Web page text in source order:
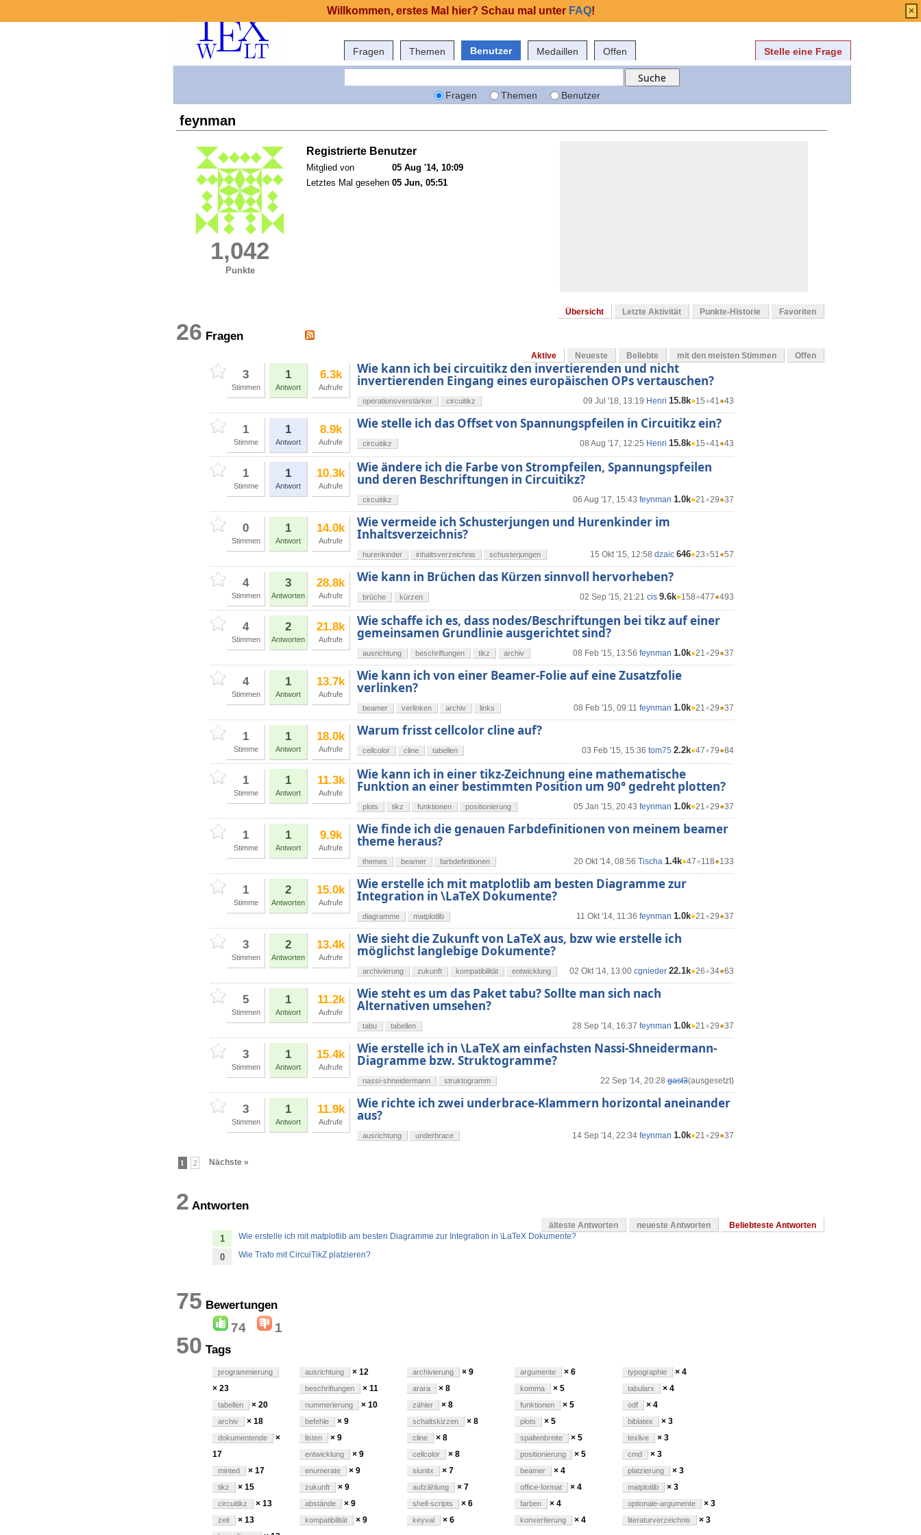
Fragen Themen Benutzer Medaillen Offen Stelle eine Frage
Fragen Themen Benutzer
feynman
1,042
Punkte
Registrierte Benutzer
Mitglied von
05 Aug '14, 10:09
Letztes Mal gesehen 05 Jun, 05:51
Übersicht Letzte Aktivität Punkte-Historie Favoriten
26 Fragen
Aktive Neueste Beliebte mit den meisten Stimmen Offen
3
Stimmen
1
Antwort
6.3k
Aufrufe
Wie kann ich bei circuitikz den invertierenden und nicht
invertierenden Eingang eines europäischen OPs vertauschen?
09 Jul '18, 13:19 Henri 15.8k●15●41●43
operationsverstärker circuitikz
1
Stimme
1
Antwort
8.9k
Aufrufe
Wie stelle ich das Offset von Spannungspfeilen in Circuitikz ein?
08 Aug '17, 12:25 Henri 15.8k●15●41●43
circuitikz
1
Stimme
1
Antwort
10.3k
Aufrufe
Wie ändere ich die Farbe von Strompfeilen, Spannungspfeilen
und deren Beschriftungen in Circuitikz?
06 Aug '17, 15:43 feynman 1.0k●21●29●37
circuitikz
0
Stimmen
1
Antwort
14.0k
Aufrufe
Wie vermeide ich Schusterjungen und Hurenkinder im
Inhaltsverzeichnis?
15 Okt '15, 12:58 dzaic 646●23●51●57
hurenkinder inhaltsverzeichnis schusterjungen
4
Stimmen
3
Antworten
28.8k
Aufrufe
Wie kann in Brüchen das Kürzen sinnvoll hervorheben?
02 Sep '15, 21:21 cis 9.6k●158●477●493
brüche kürzen
4
Stimmen
2
Antworten
21.8k
Aufrufe
Wie schaffe ich es, dass nodes/Beschriftungen bei tikz auf einer
gemeinsamen Grundlinie ausgerichtet sind?
08 Feb '15, 13:56 feynman 1.0k●21●29●37
ausrichtung beschriftungen tikz archiv
4
Stimmen
1
Antwort
13.7k
Aufrufe
Wie kann ich von einer Beamer-Folie auf eine Zusatzfolie
verlinken?
08 Feb '15, 09:11 feynman 1.0k●21●29●37
beamer verlinken archiv links
1
Stimme
1
Antwort
18.0k
Aufrufe
Warum frisst cellcolor cline auf?
03 Feb '15, 15:36 tom75 2.2k●47●79●84
cellcolor cline tabellen
1
Stimme
1
Antwort
11.3k
Aufrufe
Wie kann ich in einer tikz-Zeichnung eine mathematische
Funktion an einer bestimmten Position um 90° gedreht plotten?
05 Jan '15, 20:43 feynman 1.0k●21●29●37
plots tikz funktionen positionierung
1
Stimme
1
Antwort
9.9k
Aufrufe
Wie finde ich die genauen Farbdefinitionen von meinem beamer
theme heraus?
20 Okt '14, 08:56 Tischa 1.4k●47●118●133
themes beamer farbdefinitionen
1
Stimme
2
Antworten
15.0k
Aufrufe
Wie erstelle ich mit matplotlib am besten Diagramme zur
Integration in \LaTeX Dokumente?
11 Okt '14, 11:36 feynman 1.0k●21●29●37
diagramme matplotlib
3
Stimmen
2
Antworten
13.4k
Aufrufe
Wie sieht die Zukunft von LaTeX aus, bzw wie erstelle ich
möglichst langlebige Dokumente?
02 Okt '14, 13:00 cgnieder 22.1k●26●34●63
archivierung zukunft kompatibilität entwicklung
5
Stimmen
1
Antwort
11.2k
Aufrufe
Wie steht es um das Paket tabu? Sollte man sich nach
Alternativen umsehen?
28 Sep '14, 16:37 feynman 1.0k●21●29●37
tabu tabellen
3
Stimmen
1
Antwort
15.4k
Aufrufe
Wie erstelle ich in \LaTeX am einfachsten Nassi-Shneidermann-
Diagramme bzw. Struktogramme?
22 Sep '14, 20:28 gast3(ausgesetzt)
nassi-shneidermann struktogramm
3
Stimmen
1
Antwort
11.9k
Aufrufe
Wie richte ich zwei underbrace-Klammern horizontal aneinander
aus?
14 Sep '14, 22:34 feynman 1.0k●21●29●37
ausrichtung underbrace
1 2 Nächste »
2 Antworten
älteste Antworten neueste Antworten Beliebteste Antworten
1 Wie erstelle ich mit matplotlib am besten Diagramme zur Integration in \LaTeX Dokumente?
0 Wie Trafo mit CircuiTikZ platzieren?
75 Bewertungen
74 1
50 Tags
programmierung
× 23
tabellen × 20
archiv × 18
dokumentende
×
17
minted × 17
tikz × 15
circuitikz × 13
zeit × 13
ausrichtung × 12
beschriftungen × 11
nummerierung × 10
befehle × 9
listen × 9
entwicklung × 9
enumerate × 9
zukunft × 9
abstände × 9
kompatibilität × 9
archivierung × 9
arara × 8
zähler × 8
schaltskizzen × 8
cline × 8
cellcolor × 8
siunitx × 7
aufzählung × 7
shell-scripts × 6
keyval × 6
argumente × 6
komma × 5
funktionen × 5
plots × 5
spaltenbreite × 5
positionierung × 5
beamer × 4
office-format × 4
farben × 4
konvertierung × 4
typographie × 4
tabularx × 4
odf × 4
biblatex × 3
texlive × 3
cmd × 3
platzierung × 3
matplotlib × 3
optionale-argumente × 3
literaturverzeichnis × 3
Willkommen, erstes Mal hier? Schau mal unter FAQ! ×